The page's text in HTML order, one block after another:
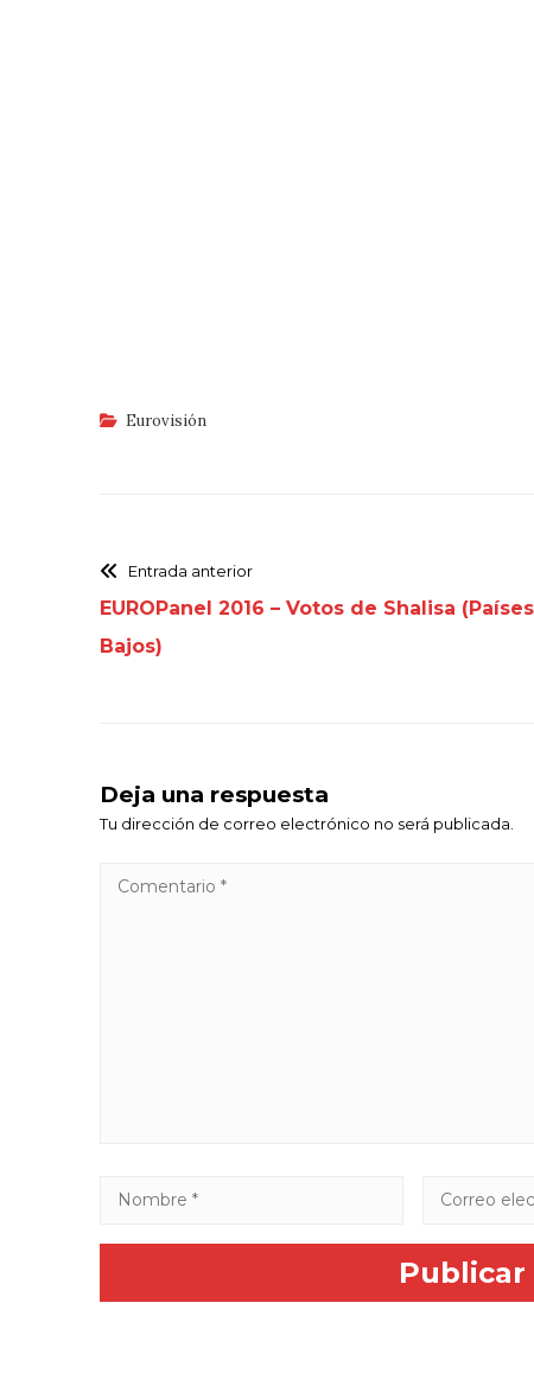
Eurovisión
Entrada anterior
EUROPanel 2016 – Votos de Shalisa (Países
Bajos)
Deja una respuesta
Tu dirección de correo electrónico no será publicada.